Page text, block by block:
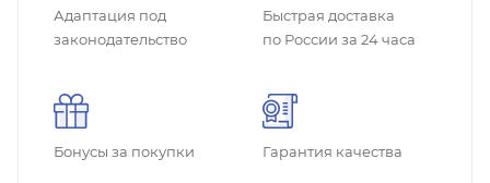
Адаптация под
законодательство
Быстрая доставка
по России за 24 часа
Бонусы за покупки Гарантия качества